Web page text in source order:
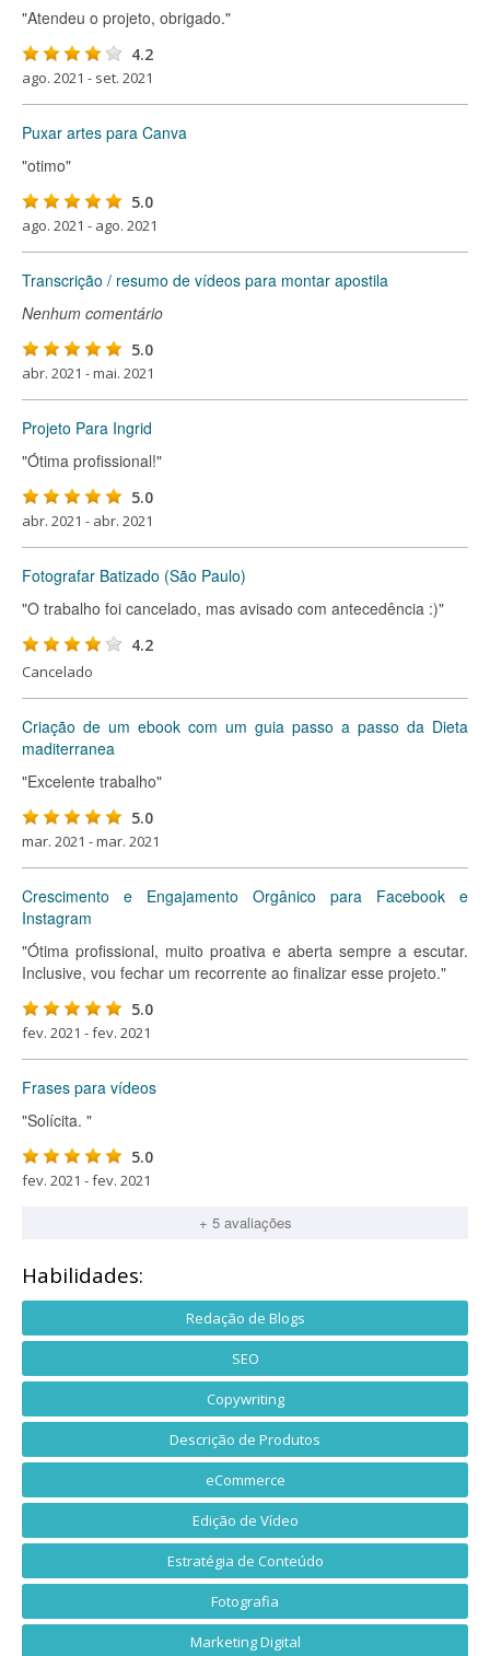
"Atendeu o projeto, obrigado."
4.2
ago. 2021 - set. 2021
Puxar artes para Canva
"otimo"
5.0
ago. 2021 - ago. 2021
Transcrição / resumo de vídeos para montar apostila
Nenhum comentário
5.0
abr. 2021 - mai. 2021
Projeto Para Ingrid
"Ótima profissional!"
5.0
abr. 2021 - abr. 2021
Fotografar Batizado (São Paulo)
"O trabalho foi cancelado, mas avisado com antecedência :)"
4.2
Cancelado
Criação de um ebook com um guia passo a passo da Dieta
maditerranea
"Excelente trabalho"
5.0
mar. 2021 - mar. 2021
Crescimento e Engajamento Orgânico para Facebook e
Instagram
"Ótima profissional, muito proativa e aberta sempre a escutar.
Inclusive, vou fechar um recorrente ao finalizar esse projeto."
5.0
fev. 2021 - fev. 2021
Frases para vídeos
"Solícita. "
5.0
fev. 2021 - fev. 2021
+ 5 avaliações
Habilidades:
Redação de Blogs
SEO
Copywriting
Descrição de Produtos
eCommerce
Edição de Vídeo
Estratégia de Conteúdo
Fotografia
Marketing Digital